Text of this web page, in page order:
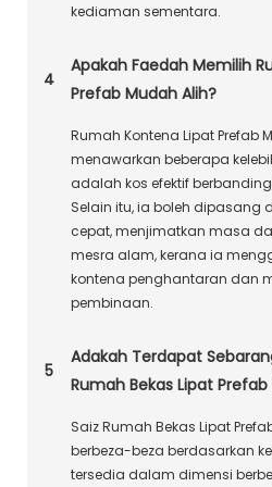
kediaman sementara.
4
Apakah Faedah Memilih
Prefab Mudah Alih?
Rumah Kontena Lipat Prefab
menawarkan beberapa
adalah kos efektif
Selain itu, ia boleh dipasang
cepat, menjimatkan masa
mesra alam, kerana ia
kontena penghantaran dan
pembinaan.
5
Adakah Terdapat
Rumah Bekas Lipat
Saiz Rumah Bekas Lipat
berbeza-beza berdasarkan
tersedia dalam dimensi